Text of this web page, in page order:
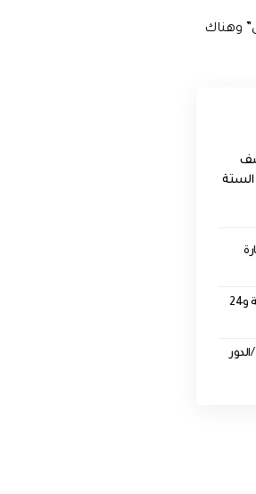
وهناك
الستة
الصحة تعلن تسجيل 313 إصابة بالحمى النزفية و24